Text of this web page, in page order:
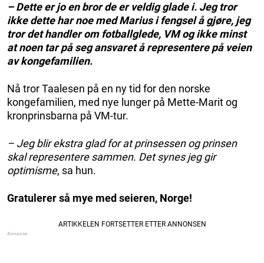
– Dette er jo en bror de er veldig glade i. Jeg tror
ikke dette har noe med Marius i fengsel å gjøre, jeg
tror det handler om fotballglede, VM og ikke minst
at noen tar på seg ansvaret å representere på veien
av kongefamilien.
Nå tror Taalesen på en ny tid for den norske
kongefamilien, med nye lunger på Mette-Marit og
kronprinsbarna på VM-tur.
– Jeg blir ekstra glad for at prinsessen og prinsen
skal representere sammen. Det synes jeg gir
optimisme, sa hun.
Gratulerer så mye med seieren, Norge!